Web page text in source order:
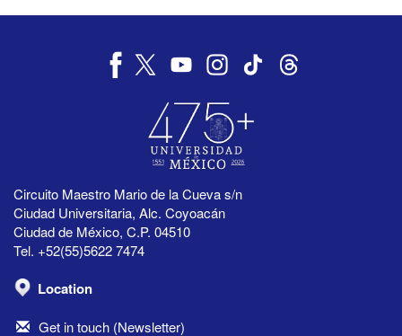
Circuito Maestro Mario de la Cueva s/n
Ciudad Universitaria, Alc. Coyoacán
Ciudad de México, C.P. 04510
Tel. +52(55)5622 7474
Location
Get in touch (Newsletter)